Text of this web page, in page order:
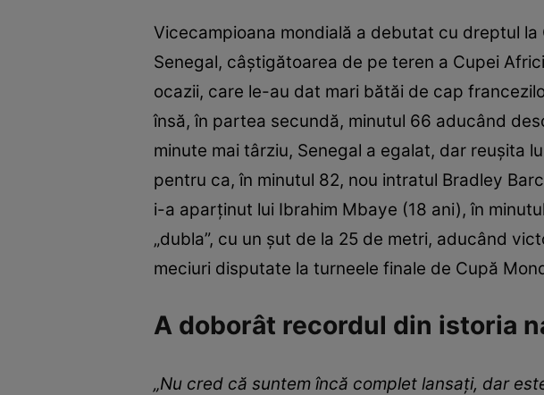
Vicecampioana mondială a debutat cu dreptul
Senegal, câştigătoarea de pe teren a Cupei
ocazii, care le-au dat mari bătăi de cap
însă, în partea secundă, minutul 66 aducând
minute mai târziu, Senegal a egalat, dar reuşita
pentru ca, în minutul 82, nou intratul Bradley
i-a aparținut lui Ibrahim Mbaye (18 ani), în
„dubla”, cu un șut de la 25 de metri, aducând
meciuri disputate la turneele finale de Cupă
A doborât recordul din istoria
„Nu cred că suntem încă complet lansaţi, dar